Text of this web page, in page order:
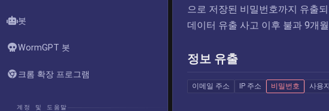
봇
WormGPT 봇
크롬 확장 프로그램
계정 및 도움말
으로 저장된 비밀번호까지 유출
데이터 유출 사고 이후 불과 9개
정보 유출
이메일 주소 IP 주소 비밀번호 사용